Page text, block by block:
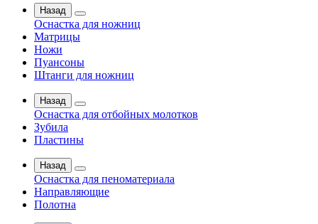
Назад
Оснастка для ножниц
Матрицы
Ножи
Пуансоны
Штанги для ножниц
Назад
Оснастка для отбойных молотков
Зубила
Пластины
Назад
Оснастка для пеноматериала
Направляющие
Полотна